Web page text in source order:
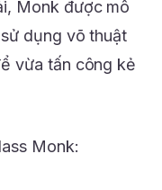
Monk được mô
dụng võ thuật
vừa tấn công kẻ
Monk: